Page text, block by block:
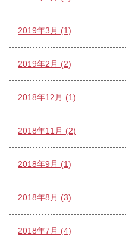
2019年3月 (1)
2019年2月 (2)
2018年12月 (1)
2018年11月 (2)
2018年9月 (1)
2018年8月 (3)
2018年7月 (4)